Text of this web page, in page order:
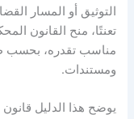
التوثيق أو المسار
تعنتًا، منح القانون
مناسب تقدره، بحسب
ومستندات.
يوضح هذا الدليل